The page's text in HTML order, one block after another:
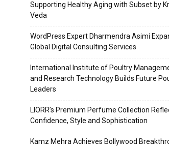
Supporting Healthy Aging with Subset by
Veda
WordPress Expert Dharmendra Asimi
Global Digital Consulting Services
International Institute of Poultry
and Research Technology Builds Future
Leaders
LIORR’s Premium Perfume Collection
Confidence, Style and Sophistication
Kamz Mehra Achieves Bollywood